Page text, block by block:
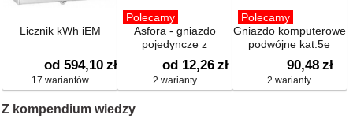
Licznik kWh iEM
od 594,10 zł
17 wariantów
Polecamy
Asfora - gniazdo
pojedyncze z
uziemieniem
od 12,26 zł
2 warianty
Polecamy
Gniazdo komputerowe
podwójne kat.5e
90,48 zł
2 warianty
Z kompendium wiedzy